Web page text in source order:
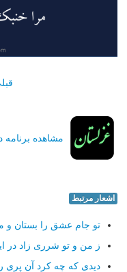
مشاهده برنامه
اشعار مرتبط
تو جام عشق را بستان و
ز من و تو شرری زاد در
دیدی كه چه كرد آن پری